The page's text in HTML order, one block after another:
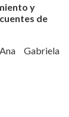
y
de
Gabriela